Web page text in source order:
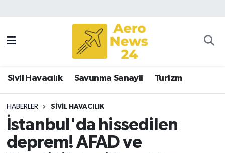
Sivil Havacılık Savunma Sanayii Turizm
HABERLER SIVIL HAVACILIK
İstanbul'da hissedilen
deprem! AFAD ve